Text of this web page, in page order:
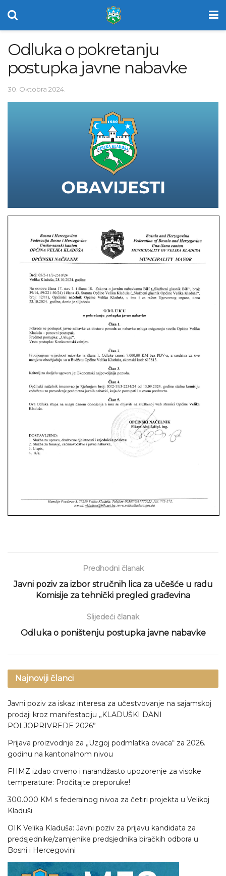
Odluka o pokretanju
postupka javne nabavke
30. Oktobra 2024.
Predhodni članak
Javni poziv za izbor stručnih lica za učešće u radu
Komisije za tehnički pregled građevina
Slijedeći članak
Odluka o poništenju postupka javne nabavke
Najnoviji članci
Javni poziv za iskaz interesa za učestvovanje na sajamskoj
prodaji kroz manifestaciju „KLADUŠKI DANI
POLJOPRIVREDE 2026”
Prijava proizvodnje za „Uzgoj podmlatka ovaca“ za 2026.
godinu na kantonalnom nivou
FHMZ izdao crveno i narandžasto upozorenje za visoke
temperature: Pročitajte preporuke!
300.000 KM s federalnog nivoa za četiri projekta u Velikoj
Kladuši
OIK Velika Kladuša: Javni poziv za prijavu kandidata za
predsjednike/zamjenike predsjednika biračkih odbora u
Bosni i Hercegovini